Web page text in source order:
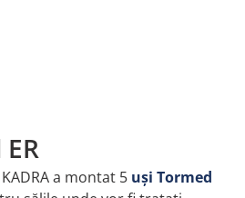
a montat 5 uși Tormed